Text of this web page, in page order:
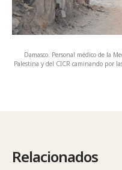
Damasco. Personal médico de la
Palestina y del CICR caminando por
Relacionados